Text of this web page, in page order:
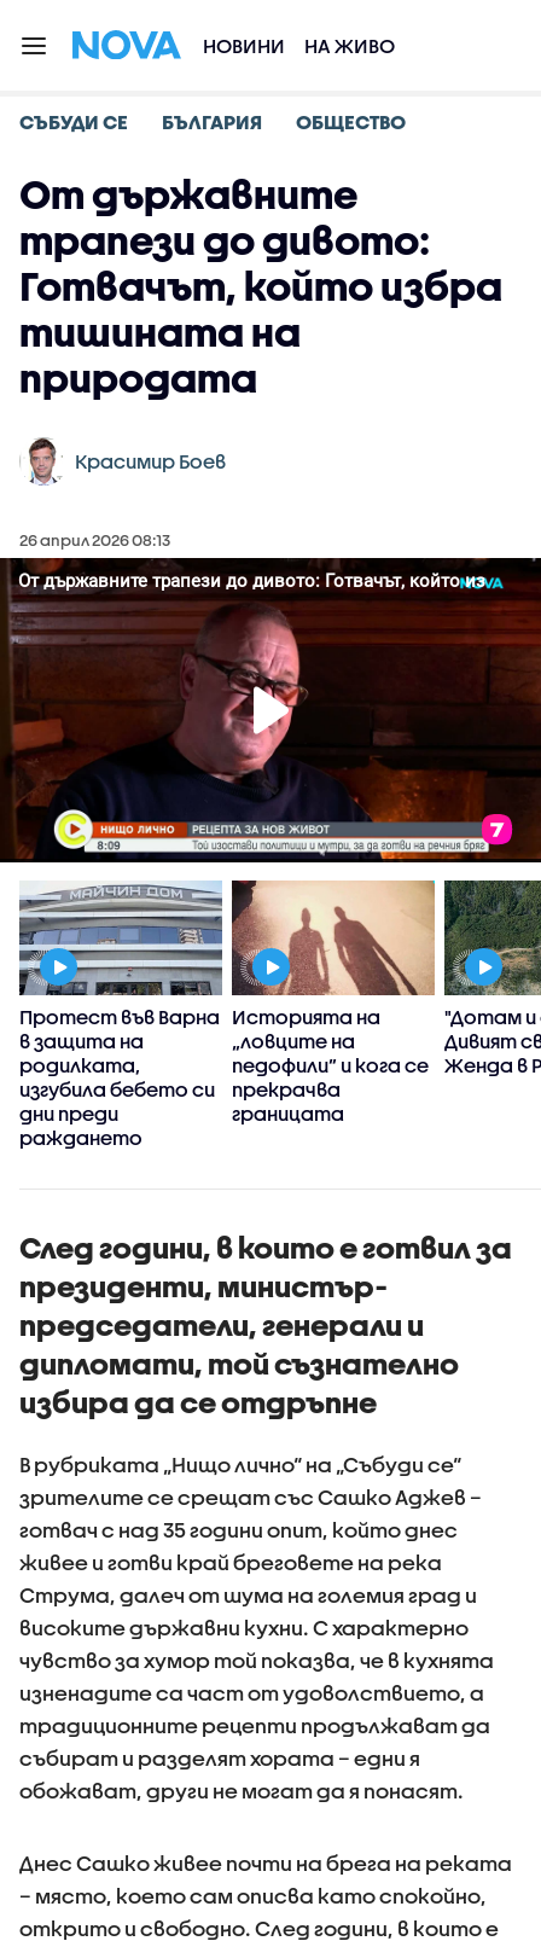
НОВИНИ НА ЖИВО
СЪБУДИ СЕ БЪЛГАРИЯ ОБЩЕСТВО
От държавните
трапези до дивото:
Готвачът, който избра
тишината на
природата
Красимир Боев
26 април 2026 08:13
Протест във Варна
в защита на
родилката,
изгубила бебето си
дни преди
раждането
Историята на
„ловците на
педофили” и кога се
прекрачва
границата
"Дотам и
Дивият
Женда в
След години, в които е готвил за
президенти, министър-
председатели, генерали и
дипломати, той съзнателно
избира да се отдръпне
В рубриката „Нищо лично“ на „Събуди се“
зрителите се срещат със Сашко Аджев –
готвач с над 35 години опит, който днес
живее и готви край бреговете на река
Струма, далеч от шума на големия град и
високите държавни кухни. С характерно
чувство за хумор той показва, че в кухнята
изненадите са част от удоволствието, а
традиционните рецепти продължават да
събират и разделят хората – едни я
обожават, други не могат да я понасят.
Днес Сашко живее почти на брега на реката
– място, което сам описва като спокойно,
открито и свободно. След години, в които е